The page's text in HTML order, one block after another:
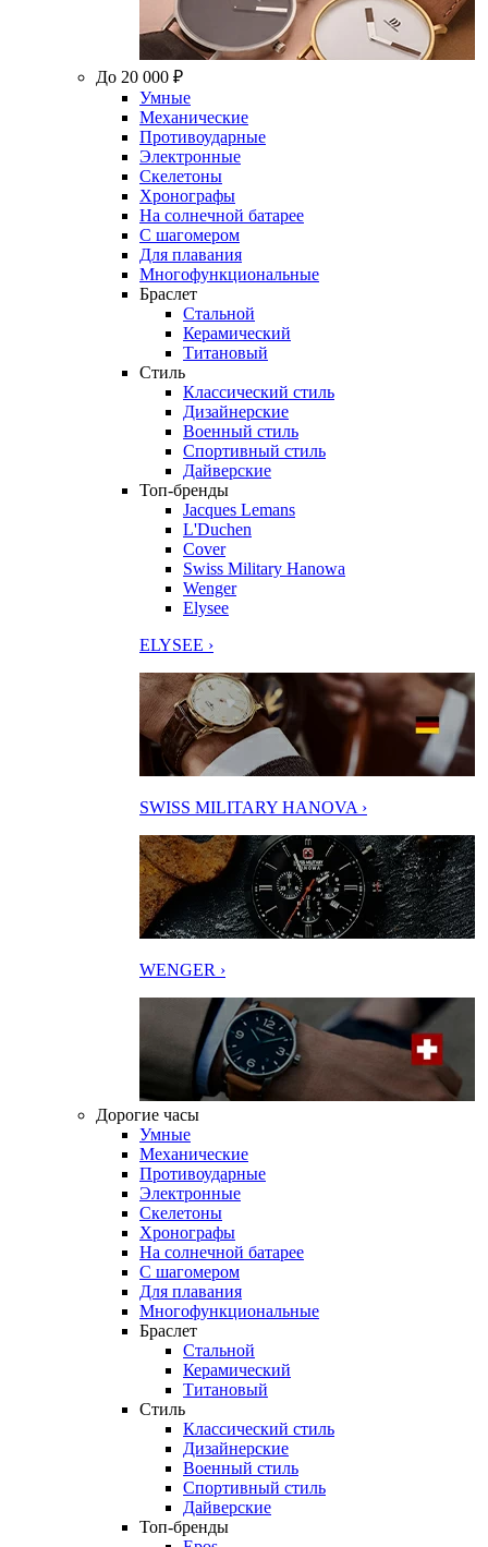
До 20 000 ₽
Умные
Механические
Противоударные
Электронные
Скелетоны
Хронографы
На солнечной батарее
С шагомером
Для плавания
Многофункциональные
Браслет
Стальной
Керамический
Титановый
Стиль
Классический стиль
Дизайнерские
Военный стиль
Спортивный стиль
Дайверские
Топ-бренды
Jacques Lemans
L'Duchen
Cover
Swiss Military Hanowa
Wenger
Elysee
ELYSEE ›
SWISS MILITARY HANOVA ›
WENGER ›
Дорогие часы
Умные
Механические
Противоударные
Электронные
Скелетоны
Хронографы
На солнечной батарее
С шагомером
Для плавания
Многофункциональные
Браслет
Стальной
Керамический
Титановый
Стиль
Классический стиль
Дизайнерские
Военный стиль
Спортивный стиль
Дайверские
Топ-бренды